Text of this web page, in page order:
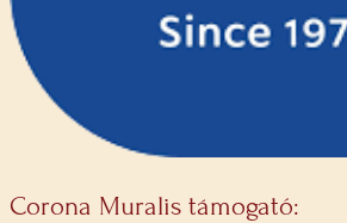
Corona Muralis támogató: